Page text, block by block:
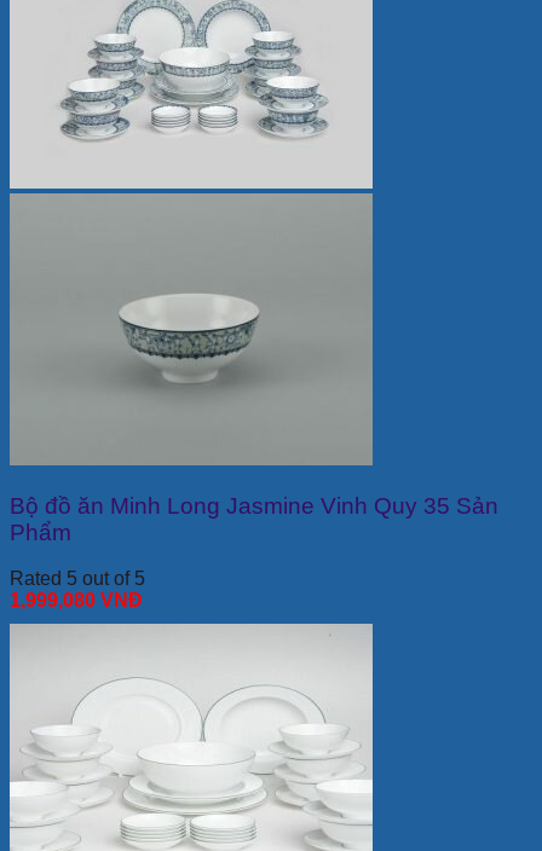
Bộ đồ ăn Minh Long Jasmine Vinh Quy 35 Sản
Phẩm
Rated 5 out of 5
1,999,080 VNĐ